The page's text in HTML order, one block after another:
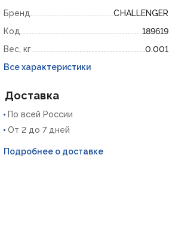
Бренд
CHALLENGER
Код
189619
Вес, кг
0.001
Все характеристики
Доставка
По всей России
От 2 до 7 дней
Подробнее о доставке